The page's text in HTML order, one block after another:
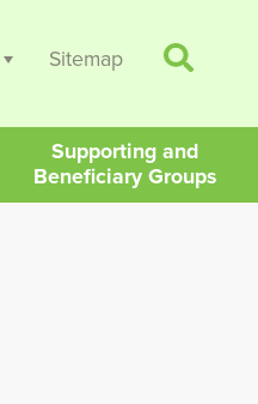
Sitemap
Supporting and
Beneficiary Groups